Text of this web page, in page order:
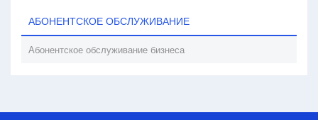
АБОНЕНТСКОЕ ОБСЛУЖИВАНИЕ
Абонентское обслуживание бизнеса